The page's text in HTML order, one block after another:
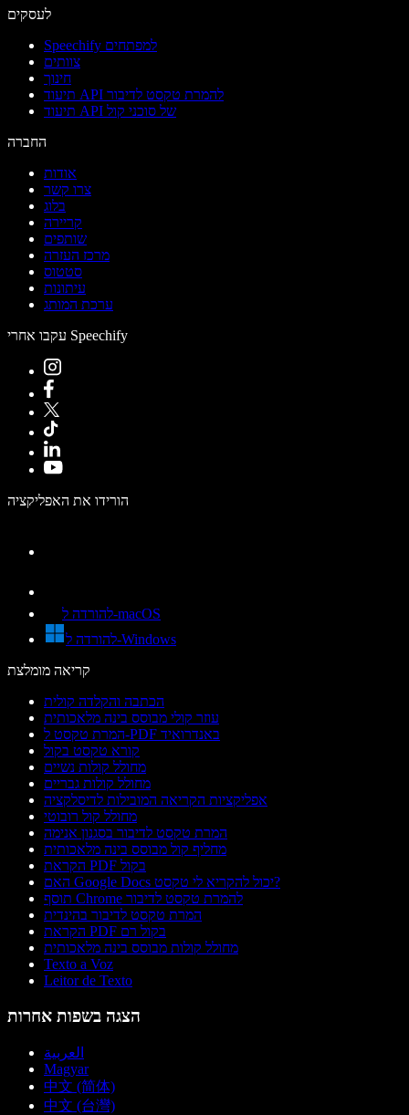
לעסקים
Speechify למפתחים
צוותים
חינוך
תיעוד API להמרת טקסט לדיבור
תיעוד API של סוכני קול
החברה
אודות
צרו קשר
בלוג
קריירה
שותפים
מרכז העזרה
סטטוס
עיתונות
ערכת המותג
עקבו אחרי Speechify
הורידו את האפליקציה
להורדה ל-macOS
להורדה ל-Windows
קריאה מומלצת
הכתבה והקלדה קולית
עוזר קולי מבוסס בינה מלאכותית
המרת טקסט ל-PDF באנדרואיד
קורא טקסט בקול
מחולל קולות נשיים
מחולל קולות גבריים
אפליקציות הקריאה המובילות לדיסלקציה
מחולל קול רובוטי
המרת טקסט לדיבור בסגנון אנימה
מחליף קול מבוסס בינה מלאכותית
הקראת PDF בקול
האם Google Docs יכול להקריא לי טקסט?
תוסף Chrome להמרת טקסט לדיבור
המרת טקסט לדיבור בהינדית
הקראת PDF בקול רם
מחולל קולות מבוסס בינה מלאכותית
Texto a Voz
Leitor de Texto
הצגה בשפות אחרות
العربية
Magyar
中文 (简体)
中文 (台灣)